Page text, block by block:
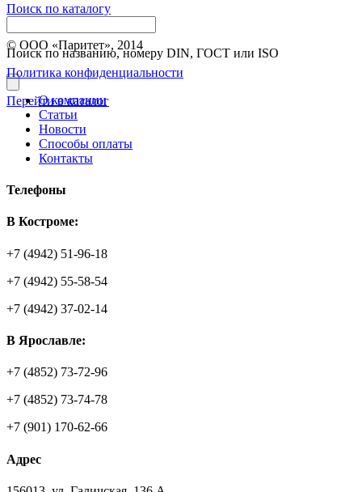
Поиск по каталогу
Поиск по названию, номеру DIN, ГОСТ или ISO
Перейти в каталог
© ООО «Паритет», 2014
Политика конфиденциальности
О компании
Статьи
Новости
Способы оплаты
Контакты
Телефоны
В Костроме:
+7 (4942) 51-96-18
+7 (4942) 55-58-54
+7 (4942) 37-02-14
В Ярославле:
+7 (4852) 73-72-96
+7 (4852) 73-74-78
+7 (901) 170-62-66
Адрес